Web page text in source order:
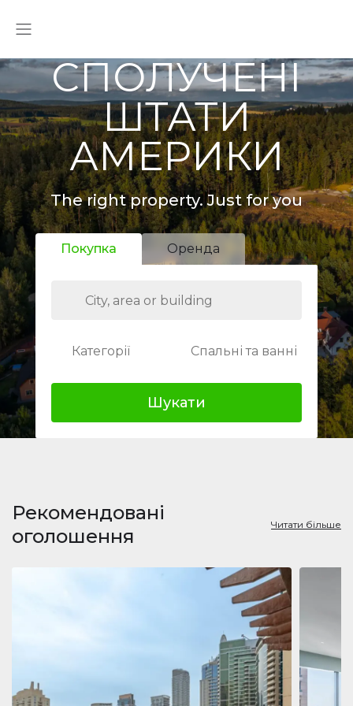
СПОЛУЧЕНІ
ШТАТИ
АМЕРИКИ
The right property. Just for you
Покупка Оренда
Категорії Спальні та ванні
Шукати
Рекомендовані
оголошення
Читати більше